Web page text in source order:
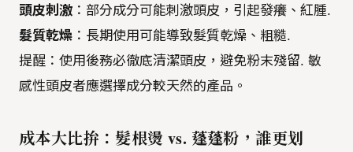
頭皮刺激 ：部分成分可能刺激頭皮，引起發癢、紅腫.
髮質乾燥 ：長期使用可能導致髮質乾燥、粗糙.
提醒：使用後務必徹底清潔頭皮，避免粉末殘留. 敏
感性頭皮者應選擇成分較天然的產品。
成本大比拚：髮根燙 vs. 蓬蓬粉，誰更划